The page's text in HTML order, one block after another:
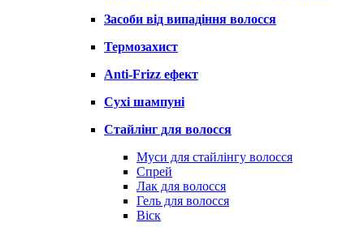
Засоби від випадіння волосся
Термозахист
Anti-Frizz ефект
Сухі шампуні
Стайлінг для волосся
Муси для стайлінгу волосся
Спрей
Лак для волосся
Гель для волосся
Віск